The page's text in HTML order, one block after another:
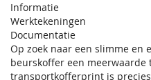
Informatie
Werktekeningen
Documentatie
Op zoek naar een slimme en
beurskoffer een meerwaarde
transportkofferprint is